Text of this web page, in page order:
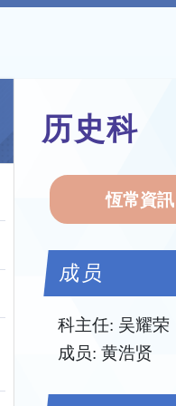
历史科
恆常資訊
成员
科主任: 吴耀荣
成员: 黄浩贤